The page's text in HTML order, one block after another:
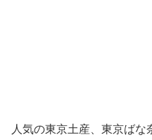
人気の東京土産、東京ば